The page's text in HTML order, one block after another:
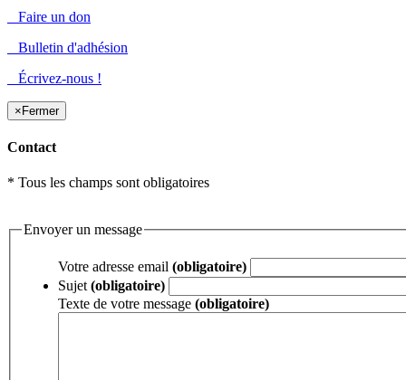
Faire un don
Bulletin d'adhésion
Écrivez-nous !
×Fermer
Contact
* Tous les champs sont obligatoires
Envoyer un message
Votre adresse email (obligatoire)
Sujet (obligatoire)
Texte de votre message (obligatoire)